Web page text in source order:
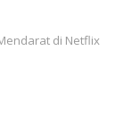
di Netflix